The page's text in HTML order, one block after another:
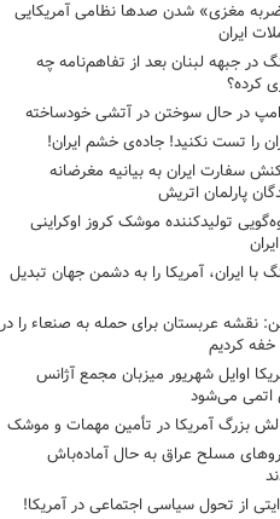
مغزی» شدن صدها نظامی آمریکایی
ایران
در جبهه لبنان بعد از تفاهم‌نامه چه
کرده؟
در حال سوختن در آتشی خودساخته
را تست نکنید! جاده‌ی خشم ایران!
سفارت ایران به بیانیه مغرضانه
پارلمان اتریش
تولیدکننده موشک کروز اوکراینی
با ایران، آمریکا را به دشمن جهان تبدیل
نقشه عربستان برای حمله به صنعاء را در
کردیم
اوایل شهریور میزبان مجمع آژانس
اتمی می‌شود
بزرگ آمریکا در تأمین مهمات و موشک
مسلح عراق به حال آماده‌باش
از تحول سیاسی اجتماعی در آمریکا!